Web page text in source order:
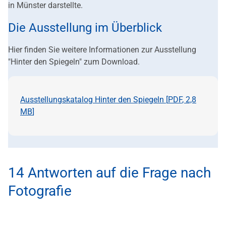
in Münster darstellte.
Die Ausstellung im Überblick
Hier finden Sie weitere Informationen zur Ausstellung
"Hinter den Spiegeln" zum Download.
Ausstellungskatalog Hinter den Spiegeln [PDF, 2,8
MB]
14 Antworten auf die Frage nach
Fotografie